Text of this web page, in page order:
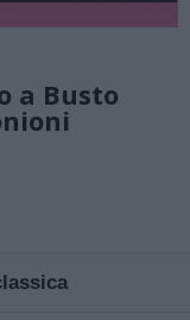
a Busto